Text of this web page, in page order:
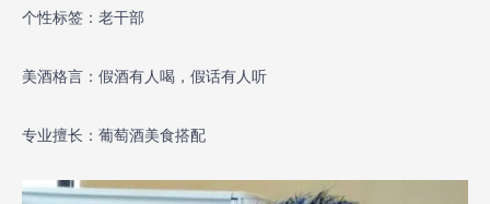
个性标签：老干部
美酒格言：假酒有人喝，假话有人听
专业擅长：葡萄酒美食搭配